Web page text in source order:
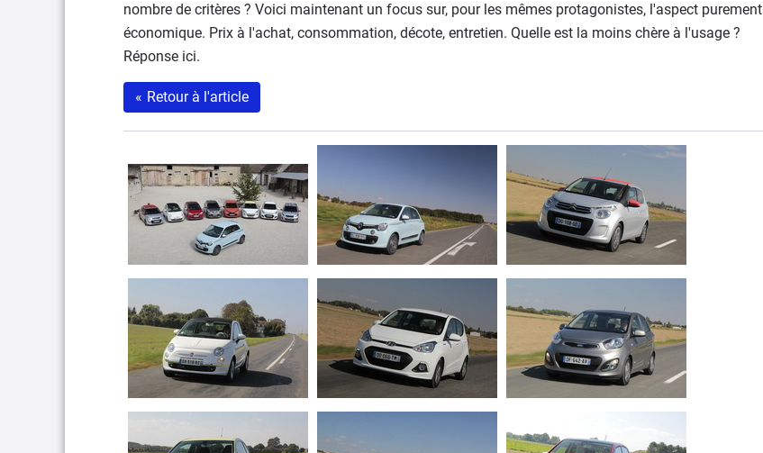
nombre de critères ? Voici maintenant un focus sur, pour les mêmes protagonistes, l'aspect purement
économique. Prix à l'achat, consommation, décote, entretien. Quelle est la moins chère à l'usage ?
Réponse ici.
« Retour à l'article